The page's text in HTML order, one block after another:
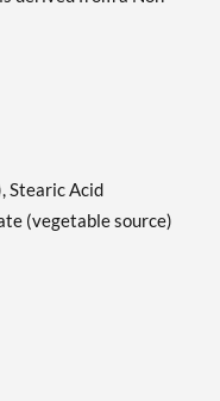
Stearic Acid
(vegetable source)